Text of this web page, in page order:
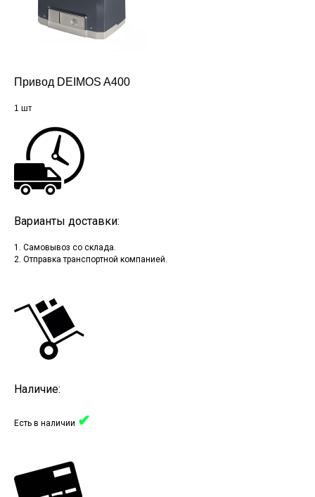
Привод DEIMOS A400
1 шт
Варианты доставки:
1. Самовывоз со склада.
2. Отправка транспортной компанией.
Наличие:
Есть в наличии ✔